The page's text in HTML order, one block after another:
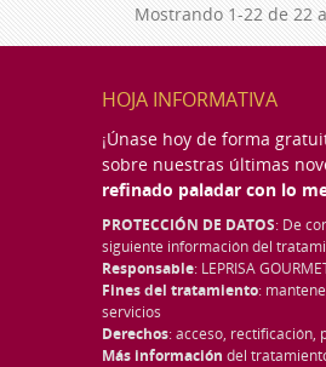
Mostrando1-22 de 22
HOJA INFORMATIVA
¡Únase hoy de forma
sobre nuestras últimas
refinado paladar con lo
PROTECCIÓN DE DATOS: De
siguiente información del
Responsable: LEPRISA
Fines del tratamiento:
servicios
Derechos: acceso, rectificación,
Más información del